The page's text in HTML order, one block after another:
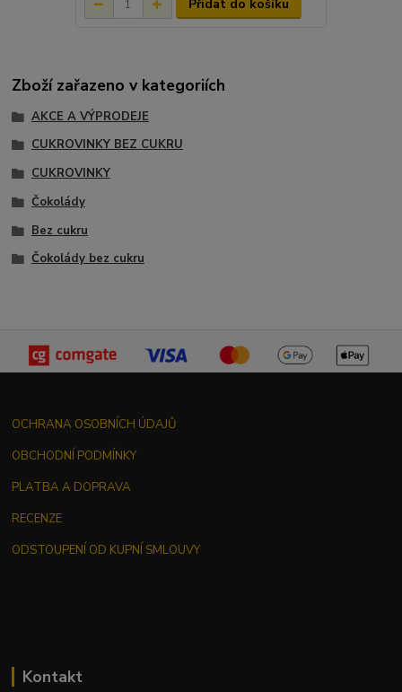
Přidat do košíku
Zboží zařazeno v kategoriích
AKCE A VÝPRODEJE
CUKROVINKY BEZ CUKRU
CUKROVINKY
Čokolády
Bez cukru
Čokolády bez cukru
OCHRANA OSOBNÍCH ÚDAJŮ
OBCHODNÍ PODMÍNKY
PLATBA A DOPRAVA
RECENZE
ODSTOUPENÍ OD KUPNÍ SMLOUVY
Kontakt